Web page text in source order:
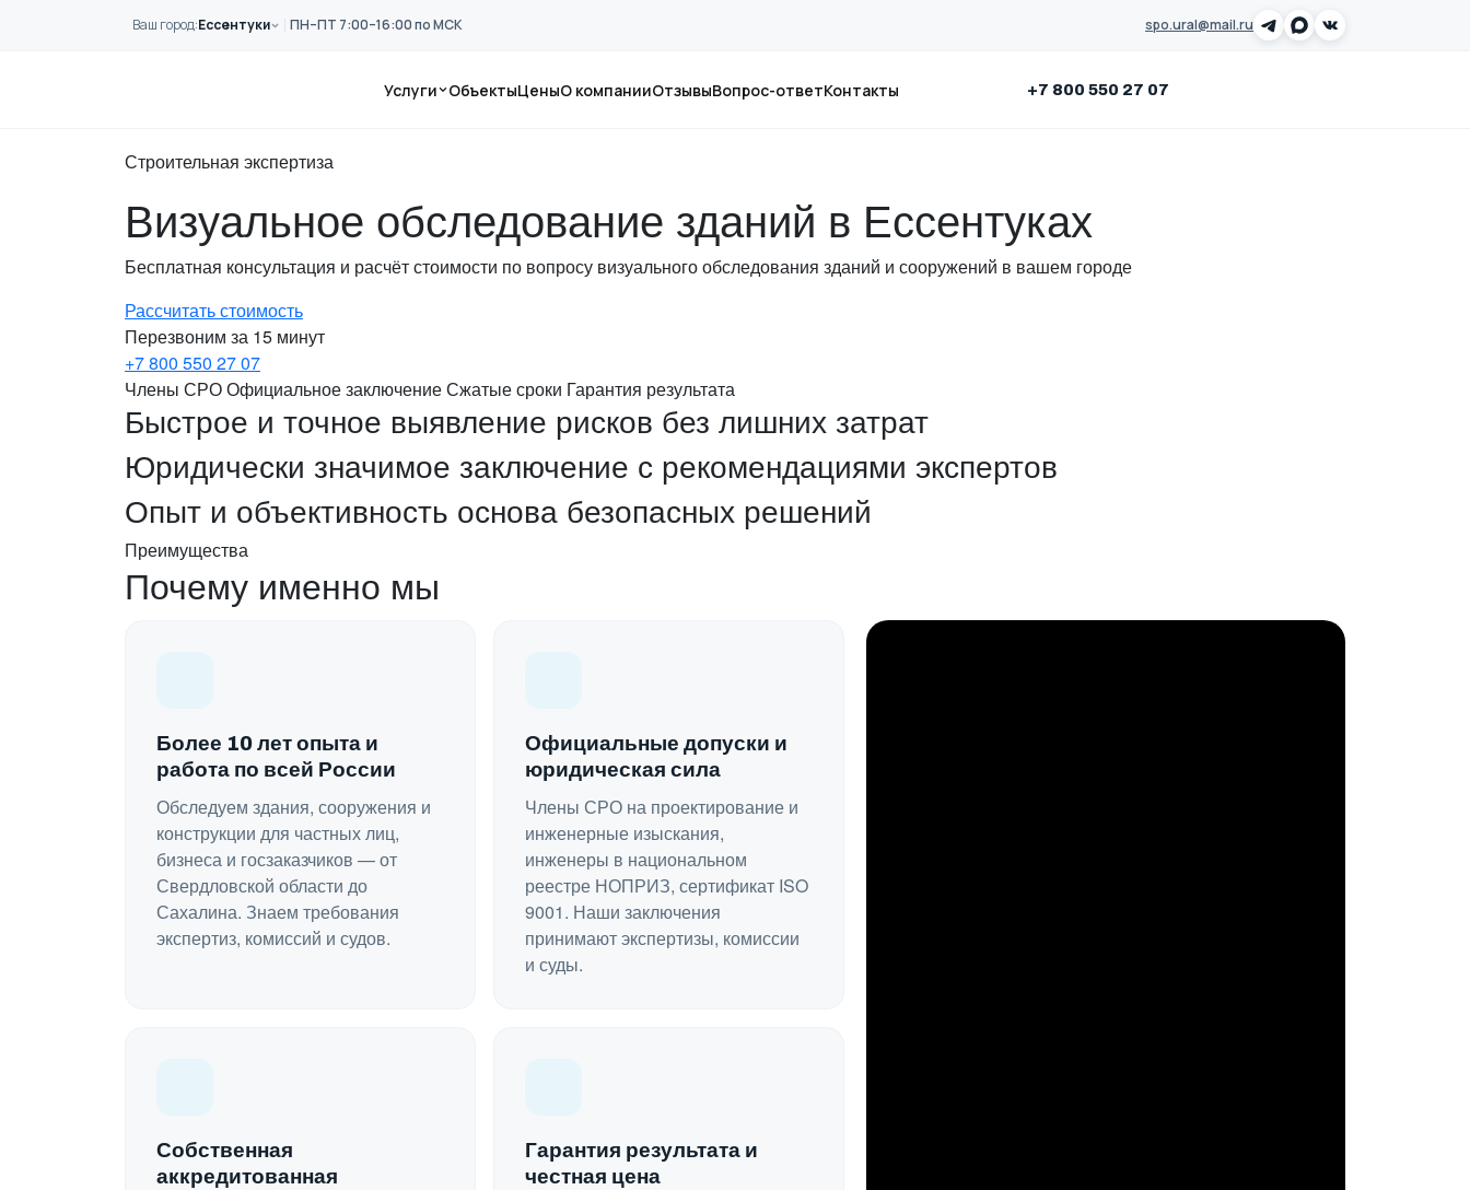
Ваш город:Ессентуки ПН–ПТ 7:00–16:00 по МСК spo.ural@mail.ru
Услуги ОбъектыЦеныО компанииОтзывыВопрос-ответКонтакты +7 800 550 27 07
Главная
Строительная экспертиза
Визуальное обследование зданий в Ессентуках
Бесплатная консультация и расчёт стоимости по вопросу визуального обследования зданий и сооружений в вашем городе
Рассчитать стоимость
Перезвоним за 15 минут
+7 800 550 27 07
Члены СРООфициальное заключениеСжатые сроки Гарантия результата
Быстрое и точное выявление рисков без лишних затрат
Юридически значимое заключение с рекомендациями экспертов
Опыт и объективность основа безопасных решений
Преимущества
Почему именно мы
Более 10 лет опыта и
работа по всей России
Обследуем здания, сооружения и
конструкции для частных лиц,
бизнеса и госзаказчиков — от
Свердловской области до
Сахалина. Знаем требования
экспертиз, комиссий и судов.
Официальные допуски и
юридическая сила
Члены СРО на проектирование и
инженерные изыскания,
инженеры в национальном
реестре НОПРИЗ, сертификат ISO
9001. Наши заключения
принимают экспертизы, комиссии
и суды.
Собственная
аккредитованная
Гарантия результата и
честная цена